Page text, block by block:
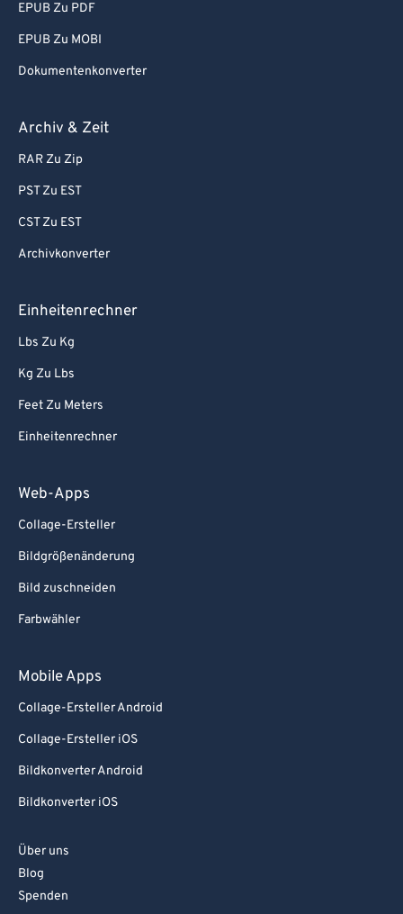
EPUB Zu PDF
EPUB Zu MOBI
Dokumentenkonverter
Archiv & Zeit
RAR Zu Zip
PST Zu EST
CST Zu EST
Archivkonverter
Einheitenrechner
Lbs Zu Kg
Kg Zu Lbs
Feet Zu Meters
Einheitenrechner
Web-Apps
Collage-Ersteller
Bildgrößenänderung
Bild zuschneiden
Farbwähler
Mobile Apps
Collage-Ersteller Android
Collage-Ersteller iOS
Bildkonverter Android
Bildkonverter iOS
Über uns
Blog
Spenden